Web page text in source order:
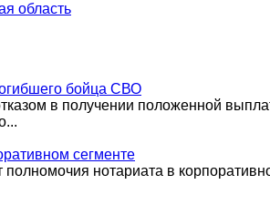
область
бойца СВО
в получении положенной
сегменте
нотариата в